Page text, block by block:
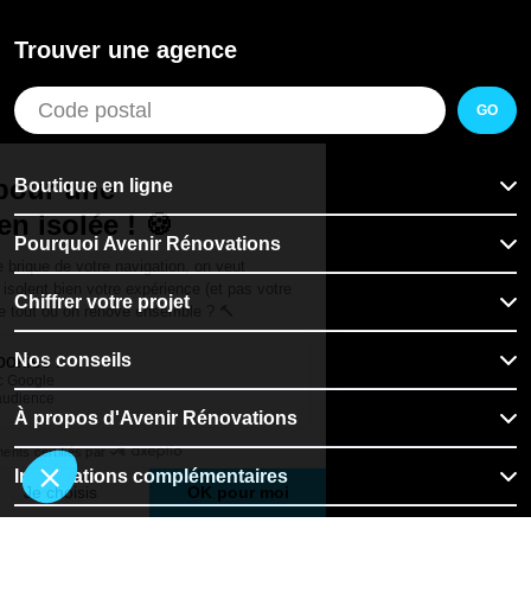
Trouver une agence
GO
Boutique en ligne
Pourquoi Avenir Rénovations
Chiffrer votre projet
Nos conseils
À propos d'Avenir Rénovations
Informations complémentaires